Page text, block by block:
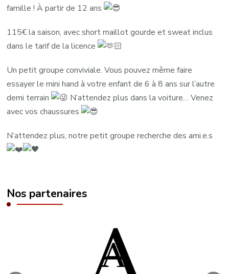
famille ! À partir de 12 ans
115€ la saison, avec short maillot gourde et sweat inclus
dans le tarif de la licence
Un petit groupe conviviale. Vous pouvez même faire
essayer le mini hand à votre enfant de 6 à 8 ans sur l’autre
demi terrain
N’attendez plus dans la voiture… Venez
avec vos chaussures
N’attendez plus, notre petit groupe recherche des ami.e.s
Nos partenaires